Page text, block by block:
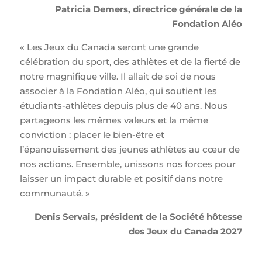
Patricia Demers, directrice générale de la
Fondation Aléo
« Les Jeux du Canada seront une grande
célébration du sport, des athlètes et de la fierté de
notre magnifique ville. Il allait de soi de nous
associer à la Fondation Aléo, qui soutient les
étudiants-athlètes depuis plus de 40 ans. Nous
partageons les mêmes valeurs et la même
conviction : placer le bien-être et
l’épanouissement des jeunes athlètes au cœur de
nos actions. Ensemble, unissons nos forces pour
laisser un impact durable et positif dans notre
communauté. »
Denis Servais, président de la Société hôtesse
des Jeux du Canada 2027